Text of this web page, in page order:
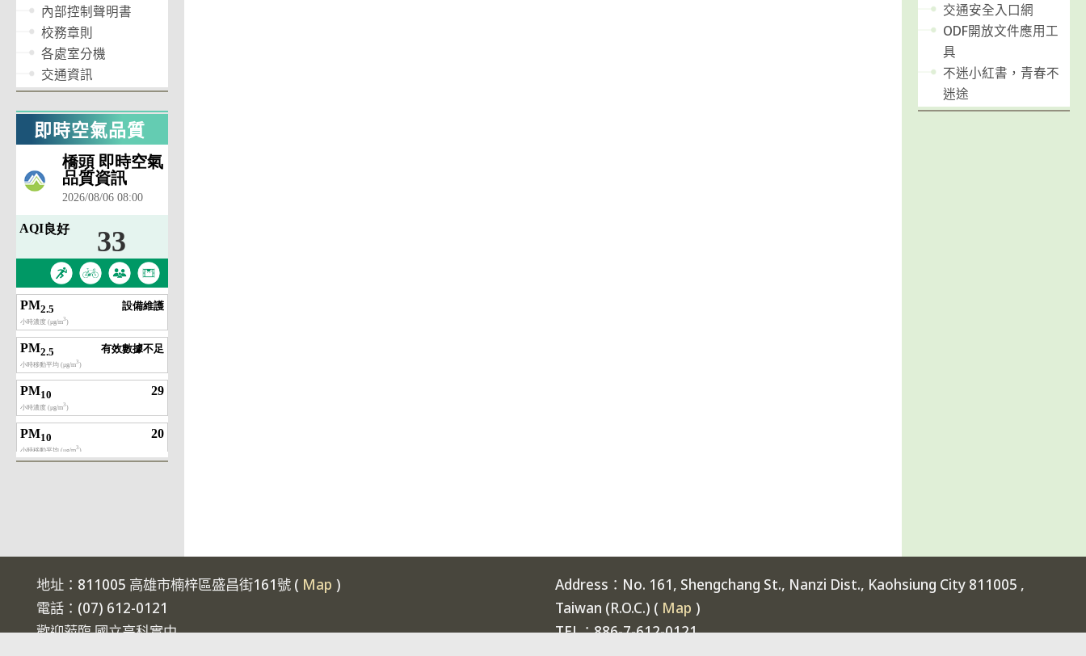
內部控制聲明書
校務章則
各處室分機
交通資訊
即時空氣品質
交通安全入口網
ODF開放文件應用工
具
不迷小紅書，青春不
迷途
地址：811005 高雄市楠梓區盛昌街161號 ( Map )
電話：(07) 612-0121
歡迎蒞臨 國立高科實中
Address：No. 161, Shengchang St., Nanzi Dist., Kaohsiung City 811005 ,
Taiwan (R.O.C.) ( Map )
TEL：886-7-612-0121